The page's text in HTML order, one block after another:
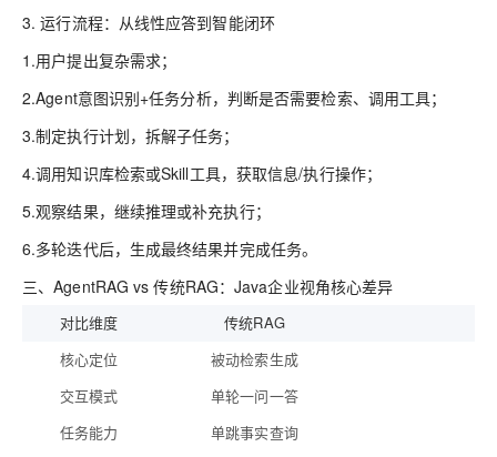
3. 运行流程：从线性应答到智能闭环
1.用户提出复杂需求；
2.Agent意图识别+任务分析，判断是否需要检索、调用工具；
3.制定执行计划，拆解子任务；
4.调用知识库检索或Skill工具，获取信息/执行操作；
5.观察结果，继续推理或补充执行；
6.多轮迭代后，生成最终结果并完成任务。
三、AgentRAG vs 传统RAG：Java企业视角核心差异
对比维度
传统RAG
核心定位
被动检索生成
交互模式
单轮一问一答
任务能力
单跳事实查询